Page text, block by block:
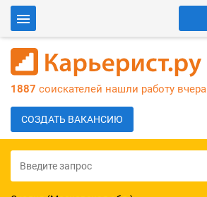
Войти
Для работодателей
1887 соискателей нашли работу вчера
СОЗДАТЬ ВАКАНСИЮ